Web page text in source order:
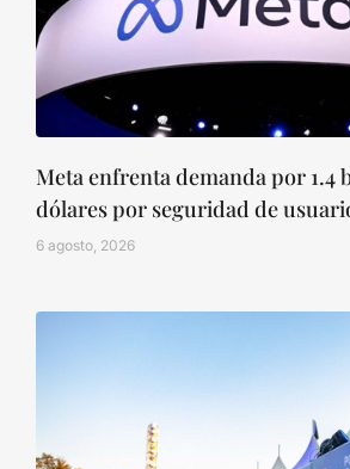
Meta enfrenta demanda por 1.4
dólares por seguridad de
6 agosto, 2026